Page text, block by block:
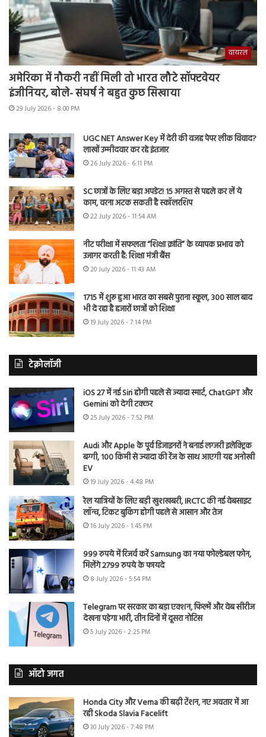
वायरल
अमेरिका में नौकरी नहीं मिली तो भारत लौटे सॉफ्टवेयर
इंजीनियर, बोले- संघर्ष ने बहुत कुछ सिखाया
29 July 2026 - 8:00 PM
UGC NET Answer Key में देरी की वजह पेपर लीक विवाद?
लाखों उम्मीदवार कर रहे इंतजार
26 July 2026 - 6:11 PM
SC छात्रों के लिए बड़ा अपडेट! 15 अगस्त से पहले कर लें ये
काम, वरना अटक सकती है स्कॉलरशिप
22 July 2026 - 11:54 AM
नीट परीक्षा में सफलता “शिक्षा क्रांति” के व्यापक प्रभाव को
उजागर करती है: शिक्षा मंत्री बैंस
20 July 2026 - 11:43 AM
1715 में शुरू हुआ भारत का सबसे पुराना स्कूल, 300 साल बाद
भी दे रहा है हजारों छात्रों को शिक्षा
19 July 2026 - 7:14 PM
टेक्नोलॉजी
iOS 27 में नई Siri होगी पहले से ज्यादा स्मार्ट, ChatGPT और
Gemini को देगी टक्कर
25 July 2026 - 7:52 PM
Audi और Apple के पूर्व डिजाइनरों ने बनाई लग्जरी इलेक्ट्रिक
बग्गी, 100 किमी से ज्यादा की रेंज के साथ आएगी यह अनोखी
EV
19 July 2026 - 4:48 PM
रेल यात्रियों के लिए बड़ी खुशखबरी, IRCTC की नई वेबसाइट
लॉन्च, टिकट बुकिंग होगी पहले से आसान और तेज
16 July 2026 - 1:45 PM
999 रुपये में रिजर्व करें Samsung का नया फोल्डेबल फोन,
मिलेंगे 2799 रुपये के फायदे
8 July 2026 - 5:54 PM
Telegram पर सरकार का बड़ा एक्शन, फिल्में और वेब सीरीज
देखना पड़ेगा भारी, तीन दिनों में दूसरा नोटिस
5 July 2026 - 2:25 PM
ऑटो जगत
Honda City और Verna की बढ़ी टेंशन, नए अवतार में आ
रही Skoda Slavia Facelift
30 July 2026 - 7:48 PM